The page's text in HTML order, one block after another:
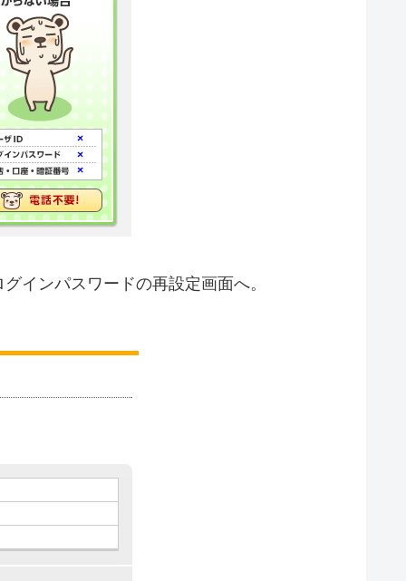
インパスワードの再設定画面へ。